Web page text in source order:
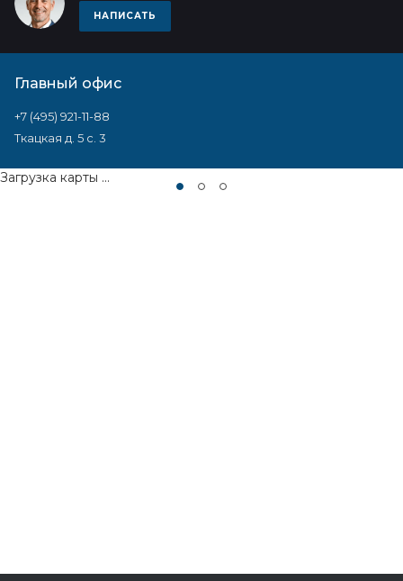
НАПИСАТЬ
Главный офис
+7 (495) 921-11-88
Ткацкая д. 5 с. 3
Загрузка карты ...